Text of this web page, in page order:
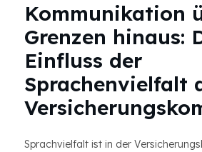
Kommunikation
Grenzen hinaus:
Einfluss der
Sprachenvielfalt
Sprachvielfalt ist in der